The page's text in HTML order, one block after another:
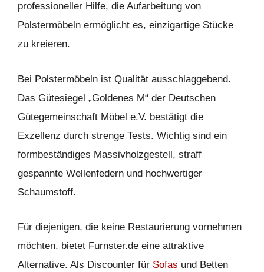
professioneller Hilfe, die Aufarbeitung von
Polstermöbeln ermöglicht es, einzigartige Stücke
zu kreieren.
Bei Polstermöbeln ist Qualität ausschlaggebend.
Das Gütesiegel „Goldenes M“ der Deutschen
Gütegemeinschaft Möbel e.V. bestätigt die
Exzellenz durch strenge Tests. Wichtig sind ein
formbeständiges Massivholzgestell, straff
gespannte Wellenfedern und hochwertiger
Schaumstoff.
Für diejenigen, die keine Restaurierung vornehmen
möchten, bietet Furnster.de eine attraktive
Alternative. Als Discounter für Sofas und Betten